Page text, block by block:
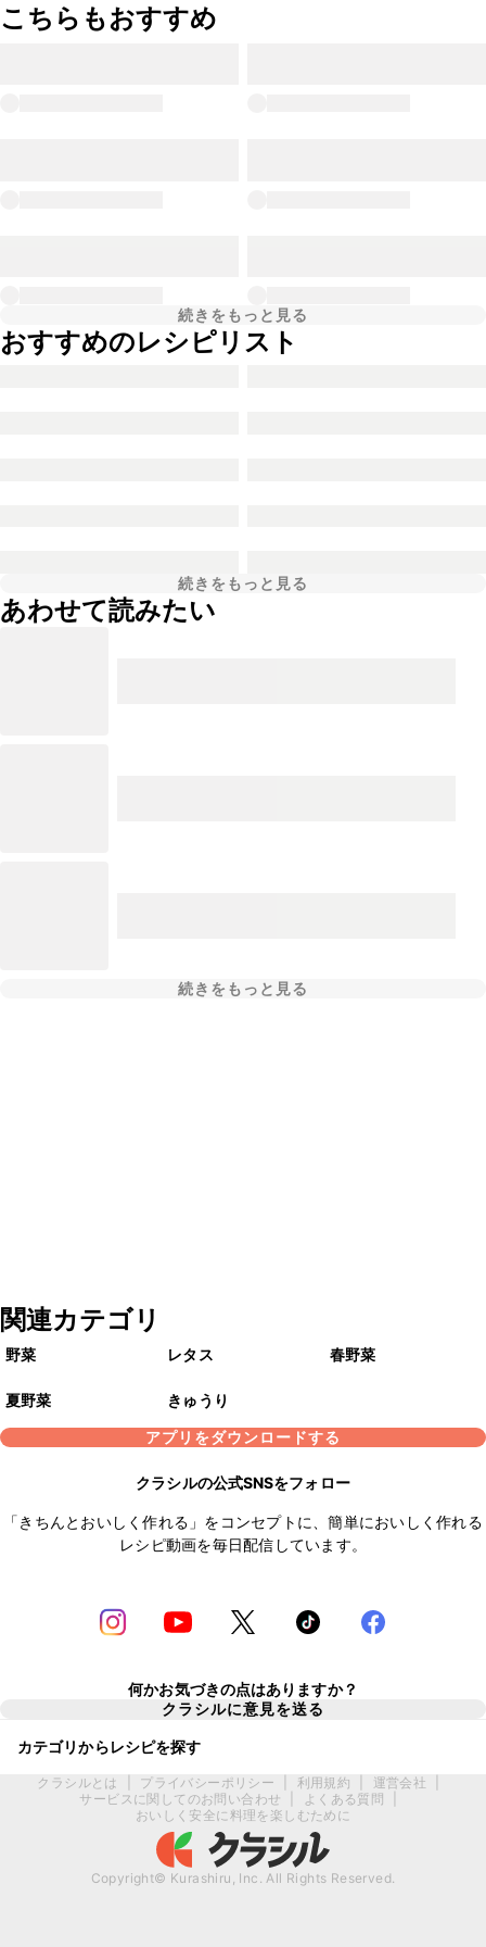
こちらもおすすめ
続きをもっと見る
おすすめのレシピリスト
続きをもっと見る
あわせて読みたい
続きをもっと見る
関連カテゴリ
野菜 レタス 春野菜
夏野菜
きゅうり
アプリをダウンロードする
クラシルの公式SNSをフォロー
「きちんとおいしく作れる」をコンセプトに、簡単においしく作れる
レシピ動画を毎日配信しています。
何かお気づきの点はありますか？
クラシルに意見を送る
カテゴリからレシピを探す
クラシルとは プライバシーポリシー 利用規約 運営会社
サービスに関してのお問い合わせ
よくある質問
おいしく安全に料理を楽しむために
Copyright© Kurashiru, Inc. All Rights Reserved.